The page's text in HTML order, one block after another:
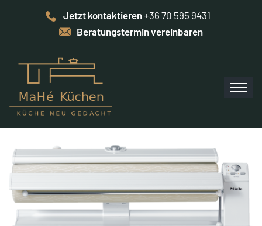
Jetzt kontaktieren+36 70 595 9431
Beratungstermin vereinbaren